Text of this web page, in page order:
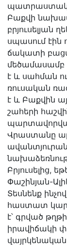
Բաքվի
բրյուսելյան
սպասում էին
ճակատի
մեծամասամբ
է և սահման
ռուսական
է և Բաքվին
շահերի
Վրաստանը
Բրյուսելից,
Փաշինյան-
Տեսնենք
հաստատ
է՝ գրված
իրավիճակի
վայրկենական